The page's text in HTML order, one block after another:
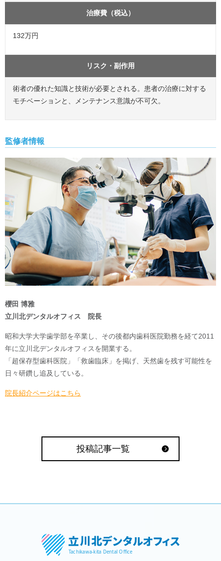
治療費（税込）
132万円
リスク・副作用
術者の優れた知識と技術が必要とされる。患者の治療に対する
モチベーションと、メンテナンス意識が不可欠。
監修者情報
櫻田 博雅
立川北デンタルオフィス 院長
昭和大学大学歯学部を卒業し、その後都内歯科医院勤務を経て2011
年に立川北デンタルオフィスを開業する。
「超保存型歯科医院」「救歯臨床」を掲げ、天然歯を残す可能性を
日々研鑽し追及している。
院長紹介ページはこちら
投稿記事一覧